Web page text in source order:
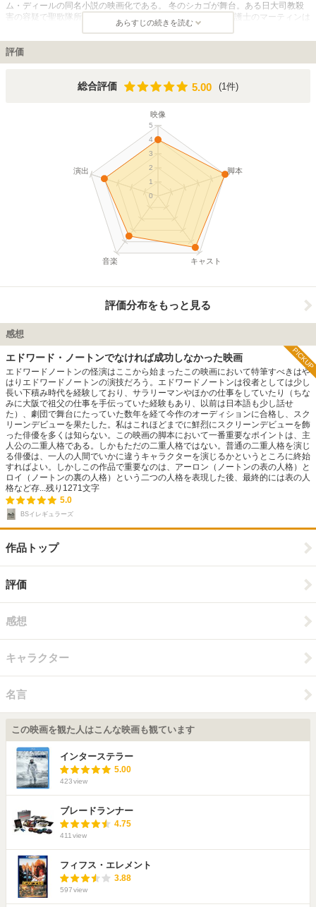
ム・ディールの同名小説の映画化である。 冬のシカゴが舞台。ある日大司教殺
害の容疑で聖歌隊所属の青年アーロンが逮捕された。敏腕弁護士のマーティンは
名声を得るため、彼の弁護を無償で名乗り出る。しかし殺害時の記憶を失ってい
るアーロンの弁護は容易ではなく…という法廷サスペンス映画。 リチャード・
ギア、エドワード・ノートン共演。製作には、マーティン・スコセッシ映画を多
く手掛けたマイケル・チャップマンが参加した。 エドワード・ノートンは本作
した。また、この演技で第69回アカデミー賞助演男優賞にノミネートされた
あらすじの続きを読む
評価
総合評価 5.00
5.00 (1件)
映像
脚本
キャスト
音楽
演出
0
1
2
3
4
5
評価分布をもっと見る
感想
エドワード・ノートンでなければ成功しなかった映画
エドワードノートンの怪演はここから始まったこの映画において特筆すべきはや
はりエドワードノートンの演技だろう。エドワードノートンは役者としては少し
長い下積み時代を経験しており、サラリーマンやほかの仕事をしていたり（ちな
みに大阪で祖父の仕事を手伝っていた経験もあり、以前は日本語も少し話せ
た）、劇団で舞台にたっていた数年を経て今作のオーディションに合格し、スク
リーンデビューを果たした。私はこれほどまでに鮮烈にスクリーンデビューを飾
った俳優を多くは知らない。この映画の脚本において一番重要なポイントは、主
人公の二重人格である。しかもただの二重人格ではない。普通の二重人格を演じ
る俳優は、一人の人間でいかに違うキャラクターを演じるかというところに終始
すればよい。しかしこの作品で重要なのは、アーロン（ノートンの表の人格）と
ロイ（ノートンの裏の人格）という二つの人格を表現した後、最終的には表の人
格など存...残り 1271文字
5.0
BSイレギュラーズ
PICKUP
作品トップ
評価
感想
キャラクター
名言
この映画を観た人はこんな映画も観ています
インターステラー
5.00
423view
ブレードランナー
4.75
411 view
フィフス・エレメント
3.88
597view